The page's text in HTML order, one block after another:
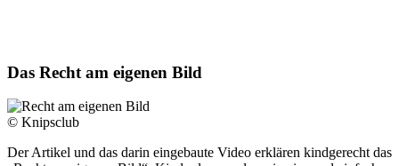
Das Recht am eigenen Bild
© Knipsclub
Der Artikel und das darin eingebaute Video erklären kindgerecht das